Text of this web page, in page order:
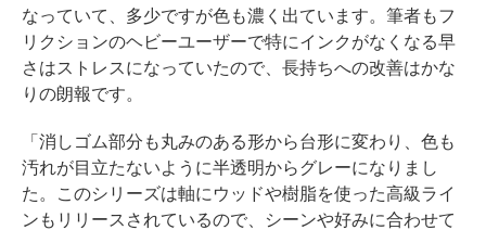
なっていて、多少ですが色も濃く出ています。筆者もフ
リクションのヘビーユーザーで特にインクがなくなる早
さはストレスになっていたので、長持ちへの改善はかな
りの朗報です。
「消しゴム部分も丸みのある形から台形に変わり、色も
汚れが目立たないように半透明からグレーになりまし
た。このシリーズは軸にウッドや樹脂を使った高級ライ
ンもリリースされているので、シーンや好みに合わせて